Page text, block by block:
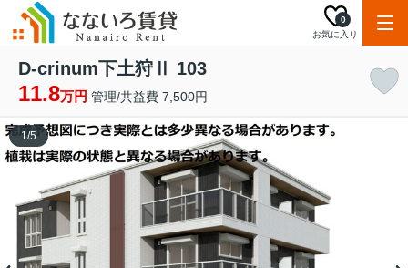
お気に入り
0
D-crinum下土狩Ⅱ 103
11.8万円 管理/共益費 7,500円
1/5